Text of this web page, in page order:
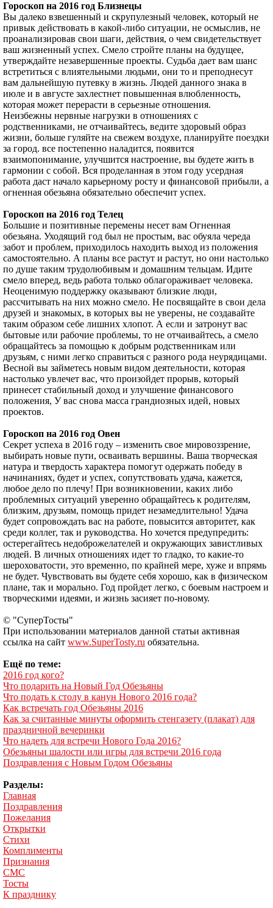
Гороскоп на 2016 год Близнецы
Вы далеко взвешенный и скрупулезный человек, который не
привык действовать в какой-либо ситуации, не осмыслив, не
проанализировав свои шаги, действия, о чем свидетельствует
ваш жизненный успех. Смело стройте планы на будущее,
утверждайте незавершенные проекты. Судьба дает вам шанс
встретиться с влиятельными людьми, они то и преподнесут
вам дальнейшую путевку в жизнь. Людей данного знака в
июле и в августе захлестнет повышенная влюбленность,
которая может перерасти в серьезные отношения.
Неизбежны нервные нагрузки в отношениях с
родственниками, не отчаивайтесь, ведите здоровый образ
жизни, больше гуляйте на свежем воздухе, планируйте поездки
за город. все постепенно наладится, появится
взаимопонимание, улучшится настроение, вы будете жить в
гармонии с собой. Вся проделанная в этом году усердная
работа даст начало карьерному росту и финансовой прибыли, а
огненная обезьяна обязательно обеспечит успех.
Гороскоп на 2016 год Телец
Большие и позитивные перемены несет вам Огненная
обезьяна. Уходящий год был не простым, вас обуяла череда
забот и проблем, приходилось находить выход из положения
самостоятельно. А планы все растут и растут, но они настолько
по душе таким трудолюбивым и домашним тельцам. Идите
смело вперед, ведь работа только облагораживает человека.
Неоценимую поддержку оказывают близкие люди,
рассчитывать на них можно смело. Не посвящайте в свои дела
друзей и знакомых, в которых вы не уверены, не создавайте
таким образом себе лишних хлопот. А если и затронут вас
бытовые или рабочие проблемы, то не отчаивайтесь, а смело
обращайтесь за помощью к добрым родственникам или
друзьям, с ними легко справиться с разного рода неурядицами.
Весной вы займетесь новым видом деятельности, которая
настолько увлечет вас, что произойдет прорыв, который
принесет стабильный доход и улучшение финансового
положения, У вас снова масса грандиозных идей, новых
проектов.
Гороскоп на 2016 год Овен
Секрет успеха в 2016 году – изменить свое мировоззрение,
выбирать новые пути, осваивать вершины. Ваша творческая
натура и твердость характера помогут одержать победу в
начинаниях, будет и успех, сопутствовать удача, кажется,
любое дело по плечу! При возникновении, каких либо
проблемных ситуаций уверенно обращайтесь к родителям,
близким, друзьям, помощь придет незамедлительно! Удача
будет сопровождать вас на работе, повысится авторитет, как
среди коллег, так и руководства. Но хочется предупредить:
остерегайтесь недоброжелателей и окружающих завистливых
людей. В личных отношениях идет то гладко, то какие-то
шероховатости, это временно, по крайней мере, хуже и впрямь
не будет. Чувствовать вы будете себя хорошо, как в физическом
плане, так и морально. Год пройдет легко, с боевым настроем и
творческими идеями, и жизнь засияет по-новому.
© "СуперТосты"
При использовании материалов данной статьи активная
ссылка на сайт www.SuperTosty.ru обязательна.
Ещё по теме:
2016 год кого?
Что подарить на Новый Год Обезьяны
Что подать к столу в канун Нового 2016 года?
Как встречать год Обезьяны 2016
Как за считанные минуты оформить стенгазету (плакат) для
праздничной вечеринки
Что надеть для встречи Нового Года 2016?
Обезьяньи шалости или игры для встречи 2016 года
Поздравления с Новым Годом Обезьяны
Разделы:
Главная
Поздравления
Пожелания
Открытки
Стихи
Комплименты
Признания
СМС
Тосты
К празднику